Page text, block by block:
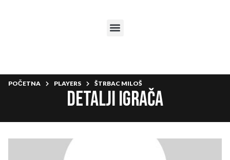
POČETNA PLAYERS ŠTRBAC MILOŠ
Detalji igrača